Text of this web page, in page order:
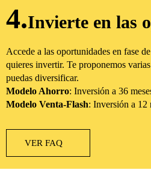
4.Invierte en las
Accede a las oportunidades en fase
quieres invertir. Te proponemos
puedas diversificar.
Modelo Ahorro: Inversión a 36
Modelo Venta-Flash: Inversión a 12
VER FAQ